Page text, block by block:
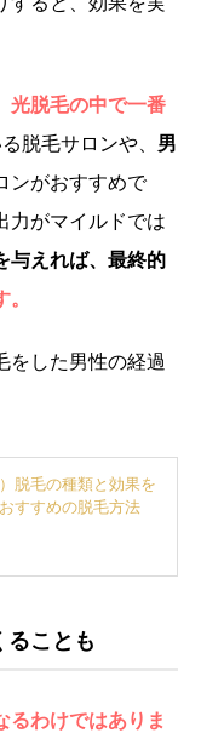
光脱毛の中で一番
脱毛サロンや、 男
ンがおすすめで
力がマイルドでは
与えれば、最終的
をした男性の経過
脱毛の種類と効果を
すすめの脱毛方法
ることも
るわけではありま